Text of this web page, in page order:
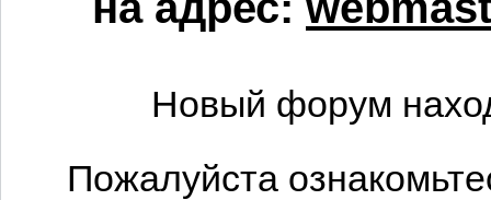
Новый форум
Пожалуйста